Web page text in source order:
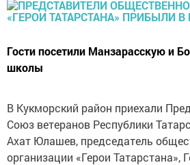
Гости посетили Манзарасскую и
школы
В Кукморский район приехали
Союз ветеранов Республики
Ахат Юлашев, председатель
организации «Герои Татарстана»,